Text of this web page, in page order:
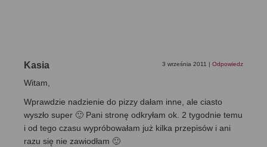
Kasia 3 września 2011 Odpowiedz
Witam,
Wprawdzie nadzienie do pizzy dałam inne, ale ciasto
wyszło super 🙂 Pani stronę odkryłam ok. 2 tygodnie temu
i od tego czasu wypróbowałam już kilka przepisów i ani
razu się nie zawiodłam 🙂